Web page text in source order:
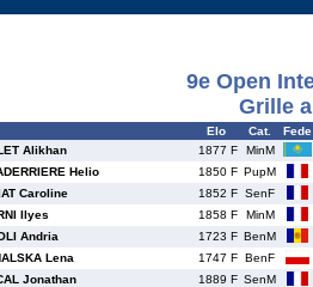
9e Open
Grille
Elo Cat.
Fede
Alikhan 1877 F
MinM
Helio 1850 F PupM
Caroline 1852 F SenF
Ilyes 1858 F
MinM
Andria 1723 F BenM
Lena 1747 F BenF
Jonathan 1889 F SenM